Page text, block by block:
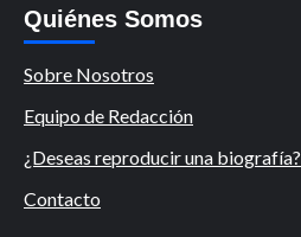
Quiénes Somos
Sobre Nosotros
Equipo de Redacción
¿Deseas reproducir una biografía?
Contacto